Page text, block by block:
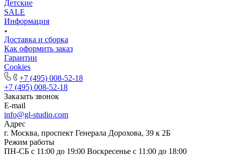
Детские
SALE
Информация
Доставка и сборка
Как оформить заказ
Гapaнтии
Cookies
+7 (495) 008-52-18
+7 (495) 008-52-18
Заказать звонок
E-mail
info@gl-studio.com
Адрес
г. Москва, проспект Генерала Дорохова, 39 к 2Б
Режим работы
ПН-СБ с 11:00 до 19:00 Воскресенье с 11:00 до 18:00